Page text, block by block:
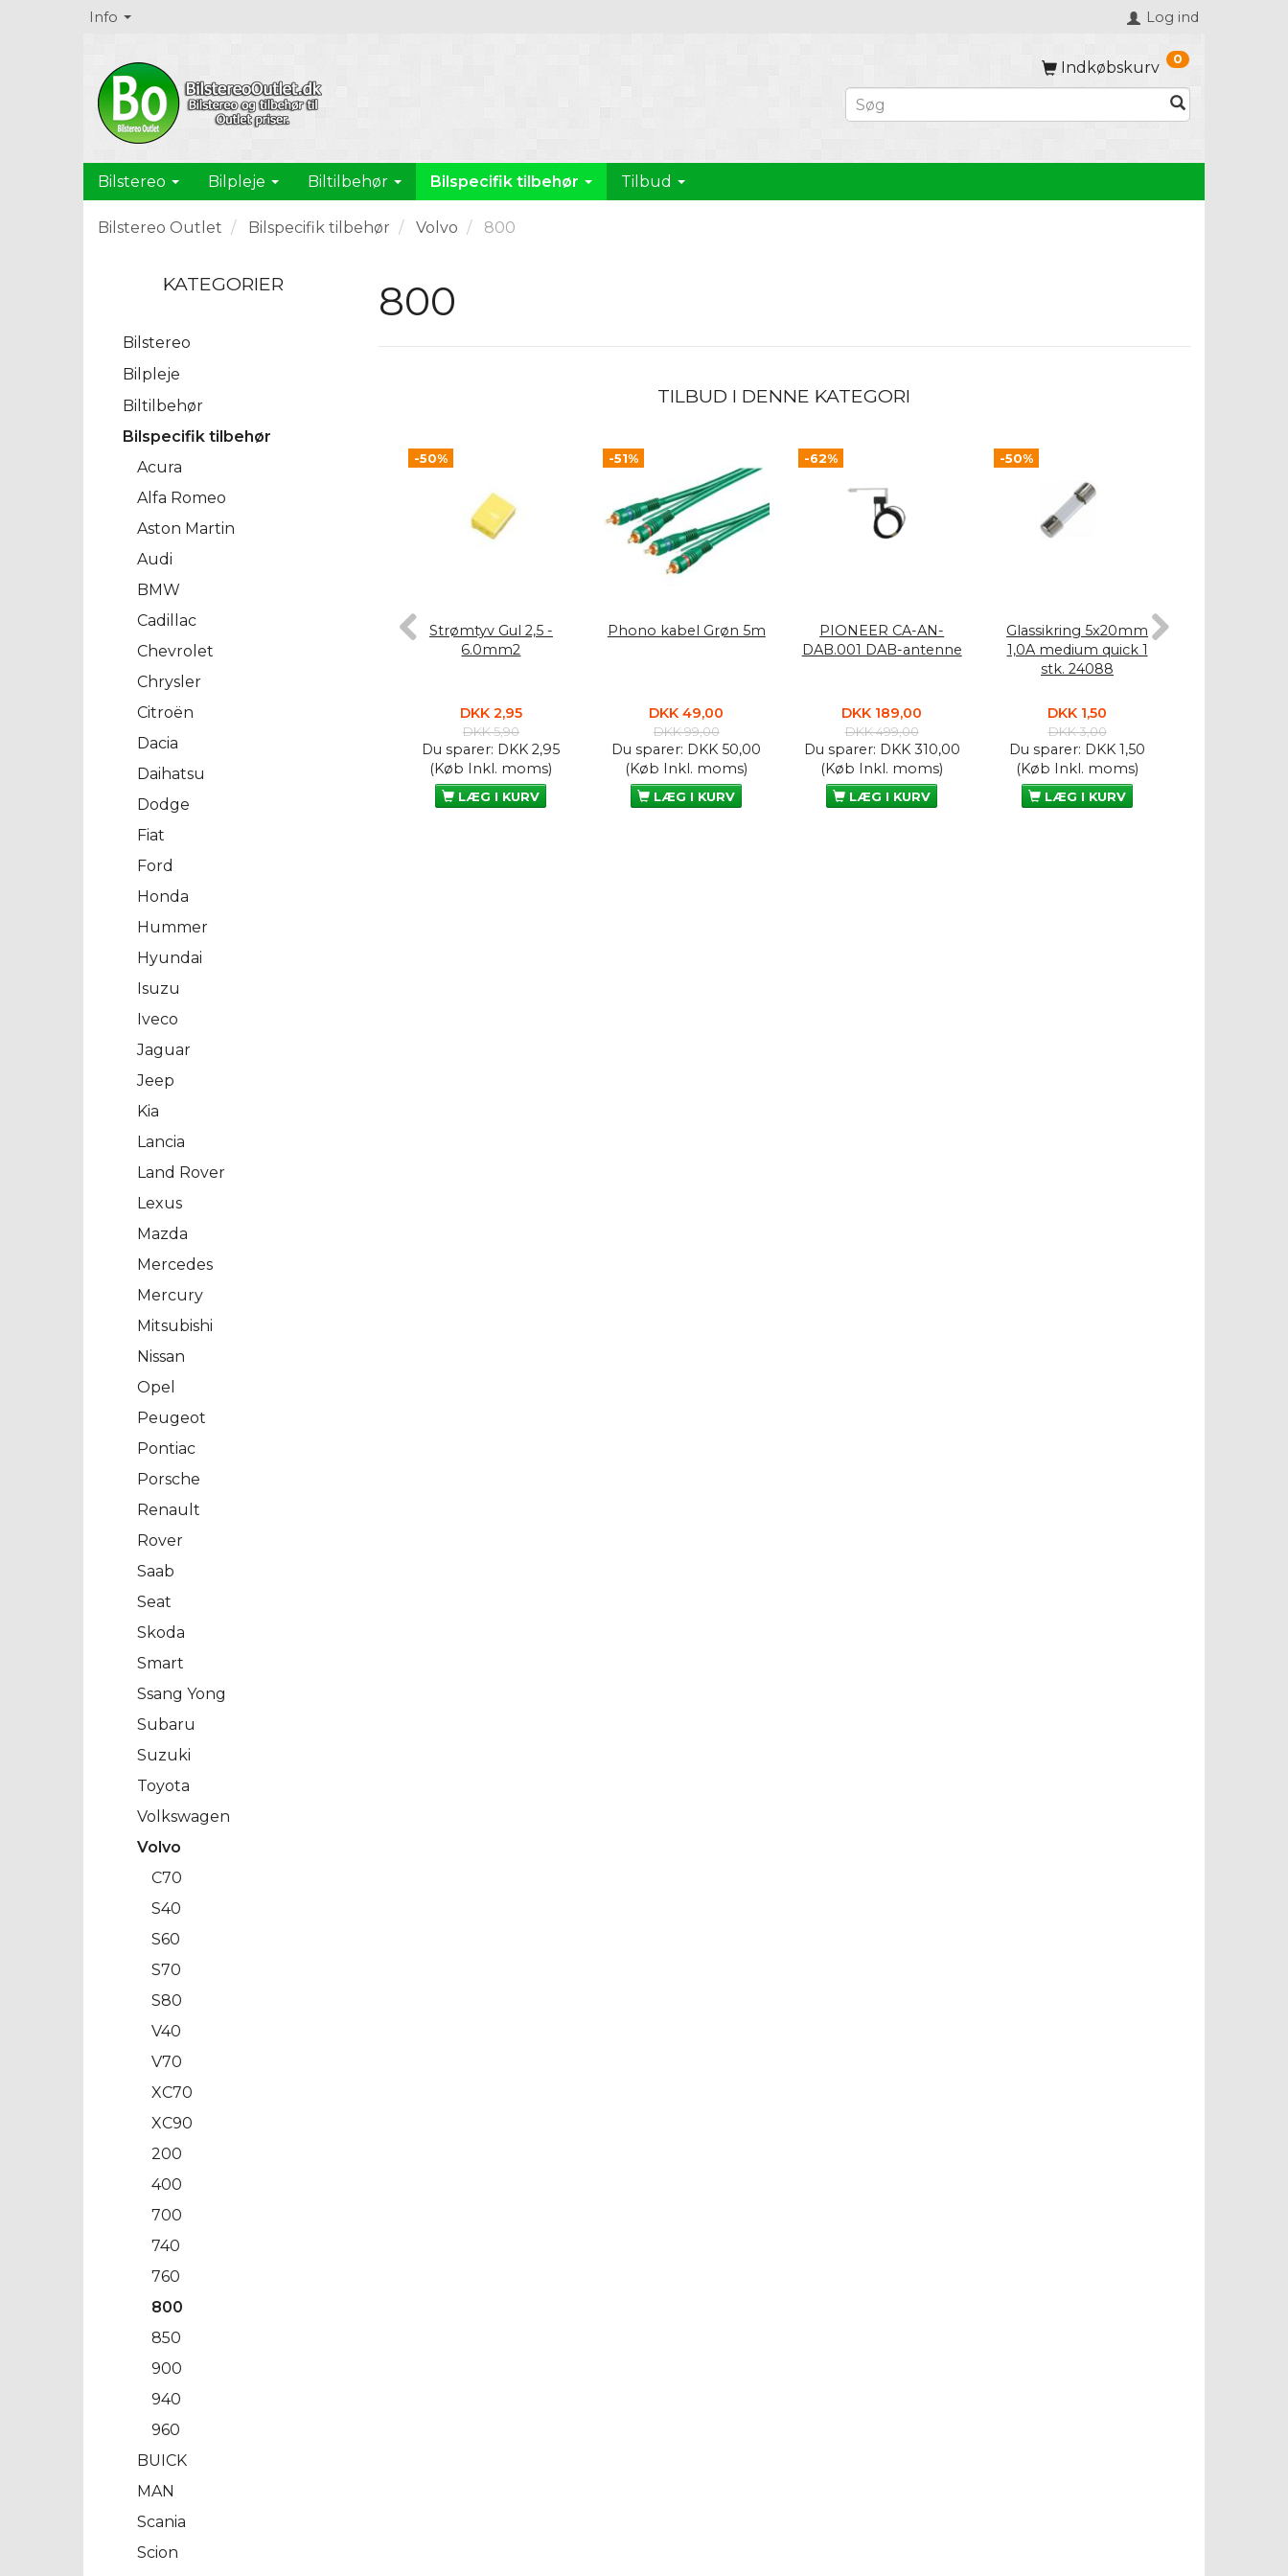
Info Log ind
Indkøbskurv 0
Bilstereo Bilpleje Biltilbehør Bilspecifik tilbehør Tilbud
Bilstereo Outlet Bilspecifik tilbehør Volvo 800
KATEGORIER
Bilstereo
Bilpleje
Biltilbehør
Bilspecifik tilbehør
Acura
Alfa Romeo
Aston Martin
Audi
BMW
Cadillac
Chevrolet
Chrysler
Citroën
Dacia
Daihatsu
Dodge
Fiat
Ford
Honda
Hummer
Hyundai
Isuzu
Iveco
Jaguar
Jeep
Kia
Lancia
Land Rover
Lexus
Mazda
Mercedes
Mercury
Mitsubishi
Nissan
Opel
Peugeot
Pontiac
Porsche
Renault
Rover
Saab
Seat
Skoda
Smart
Ssang Yong
Subaru
Suzuki
Toyota
Volkswagen
Volvo
C70
S40
S60
S70
S80
V40
V70
XC70
XC90
200
400
700
740
760
800
850
900
940
960
BUICK
MAN
Scania
Scion
800
TILBUD I DENNE KATEGORI
-50%
Strømtyv Gul 2,5 -
6.0mm2
DKK 2,95
DKK 5,90
Du sparer: DKK 2,95
(Køb Inkl. moms)
LÆG I KURV
-51%
Phono kabel Grøn 5m
DKK 49,00
DKK 99,00
Du sparer: DKK 50,00
(Køb Inkl. moms)
LÆG I KURV
-62%
PIONEER CA-AN-
DAB.001 DAB-antenne
DKK 189,00
DKK 499,00
Du sparer: DKK 310,00
(Køb Inkl. moms)
LÆG I KURV
-50%
Glassikring 5x20mm
1,0A medium quick 1
stk. 24088
DKK 1,50
DKK 3,00
Du sparer: DKK 1,50
(Køb Inkl. moms)
LÆG I KURV